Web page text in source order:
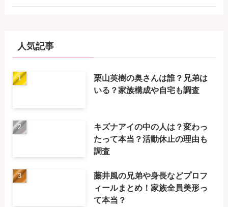
人気記事
栗山英樹の奥さんは誰？兄弟は
いる？家族構成や自宅も調査
キズナアイの中の人は？変わっ
たって本当？活動休止の理由も
調査
藤井風の兄弟や身長などプロフ
ィールまとめ！家族全員美形っ
て本当？